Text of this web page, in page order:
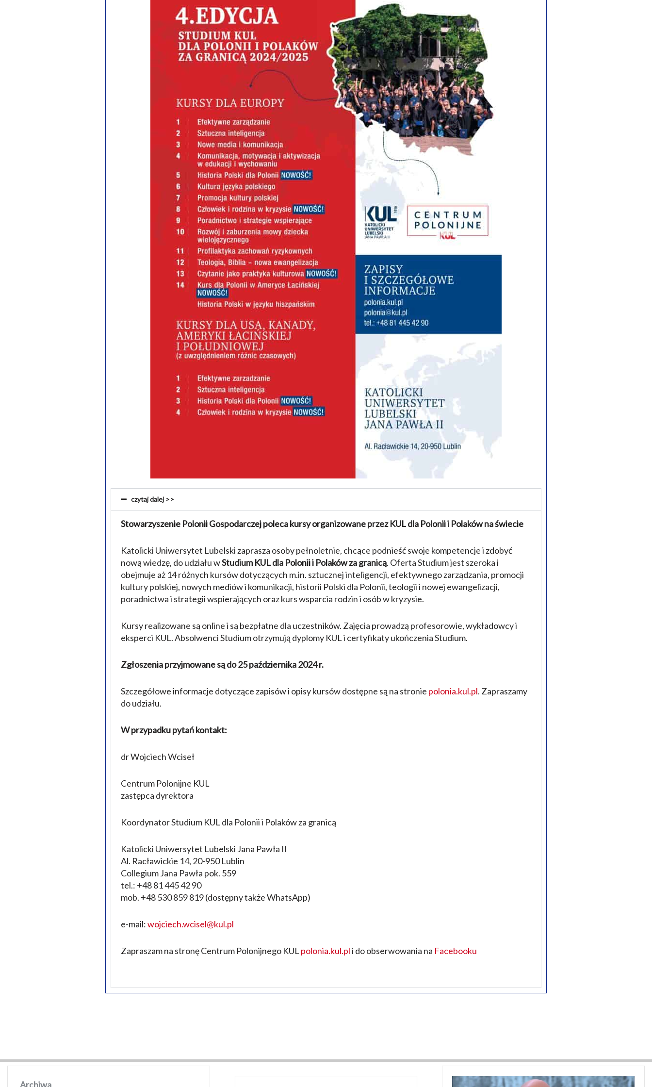
czytaj dalej >>
Stowarzyszenie Polonii Gospodarczej poleca kursy organizowane przez KUL dla Polonii i Polaków na świecie
Katolicki Uniwersytet Lubelski zaprasza osoby pełnoletnie, chcące podnieść swoje kompetencje i zdobyć
nową wiedzę, do udziału wStudium KUL dla Polonii i Polaków za granicą. Oferta Studium jest szeroka i
obejmuje aż 14 różnych kursów dotyczących m.in. sztucznej inteligencji, efektywnego zarządzania, promocji
kultury polskiej, nowych mediów i komunikacji, historii Polski dla Polonii, teologii i nowej ewangelizacji,
poradnictwa i strategii wspierających oraz kurs wsparcia rodzin i osób w kryzysie.
Kursy realizowane są online i są bezpłatne dla uczestników. Zajęcia prowadzą profesorowie, wykładowcy i
eksperci KUL. Absolwenci Studium otrzymują dyplomy KUL i certyfikaty ukończenia Studium.
Zgłoszenia przyjmowane są do 25 października 2024 r.
Szczegółowe informacje dotyczące zapisów i opisy kursów dostępne są na stronie polonia.kul.pl. Zapraszamy
do udziału.
W przypadku pytań kontakt:
dr Wojciech Wciseł
Centrum Polonijne KUL
zastępca dyrektora
Koordynator Studium KUL dla Polonii i Polaków za granicą
Katolicki Uniwersytet Lubelski Jana Pawła II
Al. Racławickie 14, 20-950 Lublin
Collegium Jana Pawła pok. 559
tel.: +48 81 445 42 90
mob. +48 530 859 819 (dostępny także WhatsApp)
e-mail:wojciech.wcisel@kul.pl
Zapraszam na stronę Centrum Polonijnego KUL polonia.kul.pli do obserwowania na Facebooku
Archiwa